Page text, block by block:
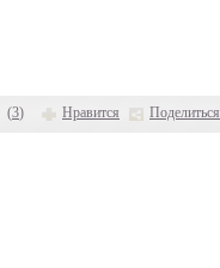
(3) Нравится Поделиться